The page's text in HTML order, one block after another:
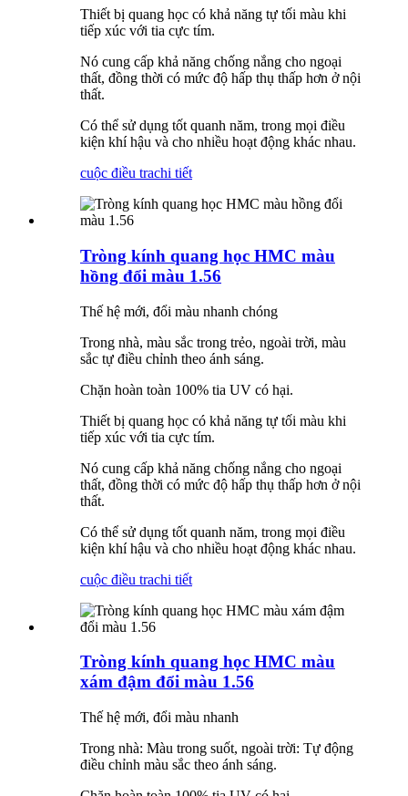
Thiết bị quang học có khả năng tự tối màu khi
tiếp xúc với tia cực tím.
Nó cung cấp khả năng chống nắng cho ngoại
thất, đồng thời có mức độ hấp thụ thấp hơn ở nội
thất.
Có thể sử dụng tốt quanh năm, trong mọi điều
kiện khí hậu và cho nhiều hoạt động khác nhau.
cuộc điều trachi tiết
Tròng kính quang học HMC màu
hồng đổi màu 1.56
Thế hệ mới, đổi màu nhanh chóng
Trong nhà, màu sắc trong trẻo, ngoài trời, màu
sắc tự điều chỉnh theo ánh sáng.
Chặn hoàn toàn 100% tia UV có hại.
Thiết bị quang học có khả năng tự tối màu khi
tiếp xúc với tia cực tím.
Nó cung cấp khả năng chống nắng cho ngoại
thất, đồng thời có mức độ hấp thụ thấp hơn ở nội
thất.
Có thể sử dụng tốt quanh năm, trong mọi điều
kiện khí hậu và cho nhiều hoạt động khác nhau.
cuộc điều trachi tiết
Tròng kính quang học HMC màu
xám đậm đổi màu 1.56
Thế hệ mới, đổi màu nhanh
Trong nhà: Màu trong suốt, ngoài trời: Tự động
điều chỉnh màu sắc theo ánh sáng.